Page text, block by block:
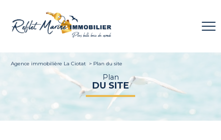
Agence immobilière La Ciotat Plan du site
Plan
DU SITE